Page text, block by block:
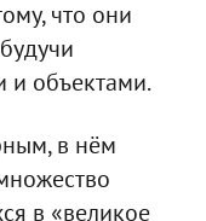
что они
и объектами.
в нём
в «великое